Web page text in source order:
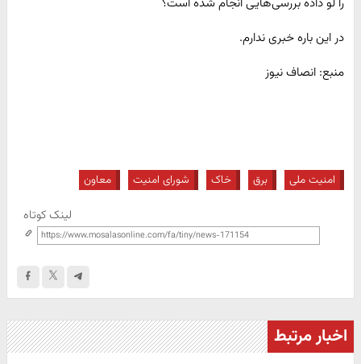
در این باره خبری ندارم.
منبع: انصاف نیوز
امنیت ملی برق خاک شورای امنیت معاون
لینک کوتاه
اخبار مرتبط